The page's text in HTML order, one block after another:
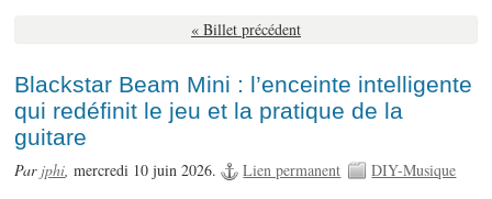
« Billet précédent
Blackstar Beam Mini : l’enceinte intelligente
qui redéfinit le jeu et la pratique de la
guitare
Par jphi,mercredi 10 juin 2026. Lien permanent DIY-Musique